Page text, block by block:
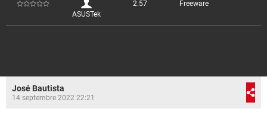
ASUSTek
2.57 Freeware
José Bautista
14 septembre 2022 22:21